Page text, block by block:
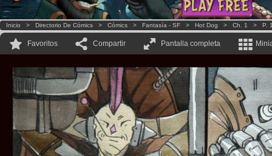
Inicio > Directorio De Cómics > Cómics > Fantasía - SF > Hot Dog > Ch. 1 > P.
Favoritos Compartir Pantalla completa